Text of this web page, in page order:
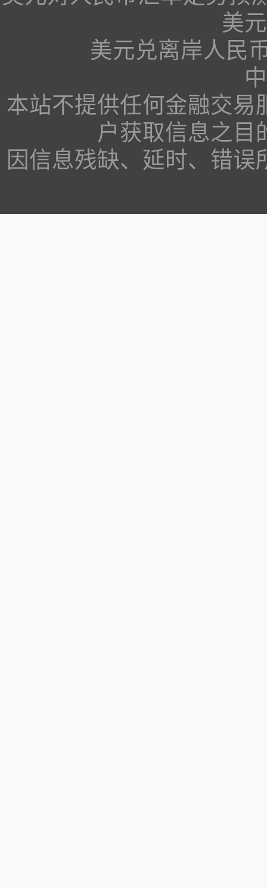
美
美元兑离岸人民
本站不提供任何金融交
户获取信息之目
因信息残缺、延时、错